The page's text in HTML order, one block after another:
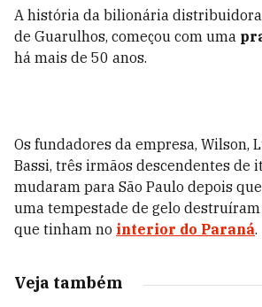
A história da bilionária distribuidora
de Guarulhos, começou com uma
há mais de 50 anos.
Os fundadores da empresa, Wilson,
Bassi, três irmãos descendentes de
mudaram para São Paulo depois
uma tempestade de gelo
que tinham no interior do Paraná.
Veja também